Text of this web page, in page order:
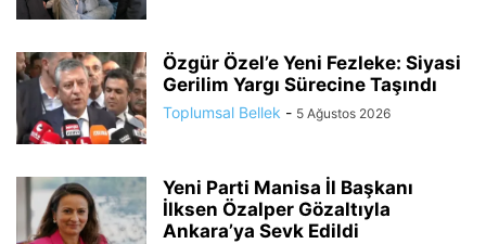
Özgür Özel’e Yeni Fezleke: Siyasi
Gerilim Yargı Sürecine Taşındı
Toplumsal Bellek - 5 Ağustos 2026
Yeni Parti Manisa İl Başkanı
İlksen Özalper Gözaltıyla
Ankara’ya Sevk Edildi